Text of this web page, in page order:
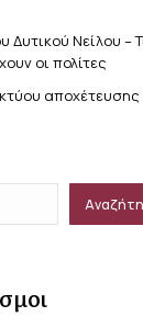
Δυτικού Νείλου –
οι πολίτες
αποχέτευσης